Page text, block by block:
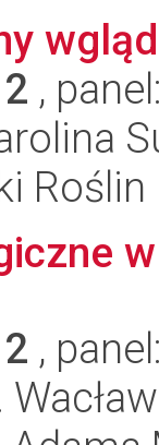
,
Roślin
,